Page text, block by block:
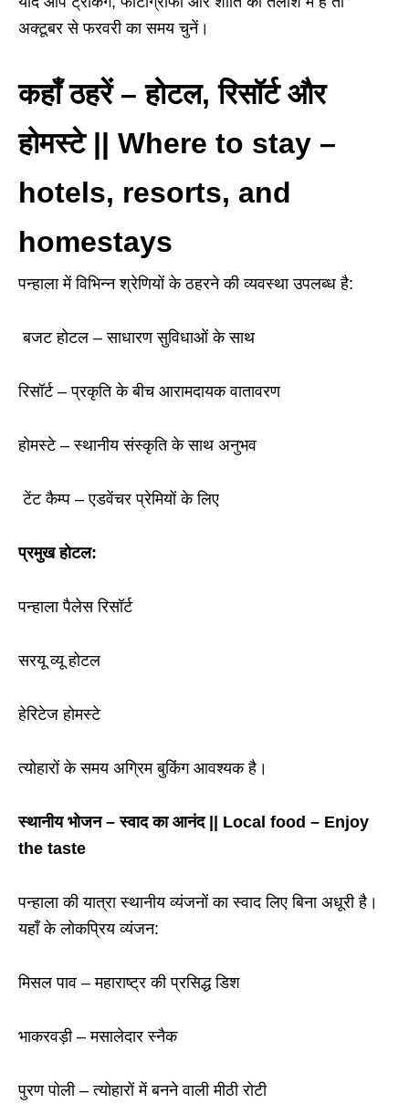
अक्टूबर से फरवरी का समय चुनें।
कहाँ ठहरें –होटल, रिसॉर्ट और
होमस्टे || Where to stay –
hotels, resorts, and
homestays
पन्हाला में विभिन्न श्रेणियों के ठहरने की व्यवस्था उपलब्ध है:
बजट होटल –साधारण सुविधाओं के साथ
रिसॉर्ट –प्रकृति के बीच आरामदायक वातावरण
होमस्टे –स्थानीय संस्कृति के साथ अनुभव
टेंट कैम्प –एडवेंचर प्रेमियों के लिए
प्रमुख होटल:
पन्हाला पैलेस रिसॉर्ट
सरयू व्यू होटल
हेरिटेज होमस्टे
त्योहारों के समय अग्रिम बुकिंग आवश्यक है।
स्थानीय भोजन–स्वाद का आनंद || Local food – Enjoy
the taste
पन्हाला की यात्रा स्थानीय व्यंजनों का स्वाद लिए बिना अधूरी है।
यहाँ के लोकप्रिय व्यंजन:
मिसल पाव –महाराष्ट्र की प्रसिद्ध डिश
भाकरवड़ी –मसालेदार स्नैक
पुरण पोली –त्योहारों में बनने वाली मीठी रोटी